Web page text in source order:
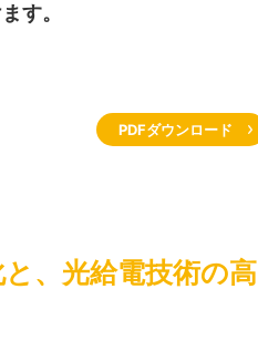
す。
PDFダウンロード
、光給電技術の高